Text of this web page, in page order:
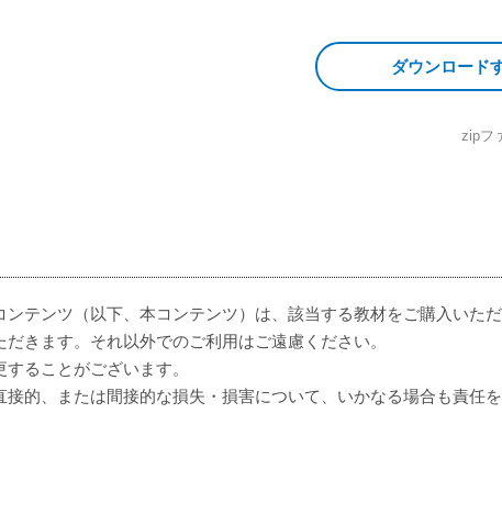
ダウンロード
zipフ
テンツ（以下、本コンテンツ）は、該当する教材をご購入いた
きます。それ以外でのご利用はご遠慮ください。
ることがございます。
的、または間接的な損失・損害について、いかなる場合も責任